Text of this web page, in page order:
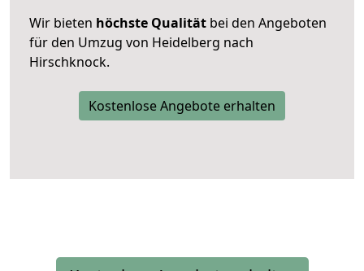
Wir bieten höchste Qualität bei den Angeboten
für den Umzug von Heidelberg nach
Hirschknock.
Kostenlose Angebote erhalten